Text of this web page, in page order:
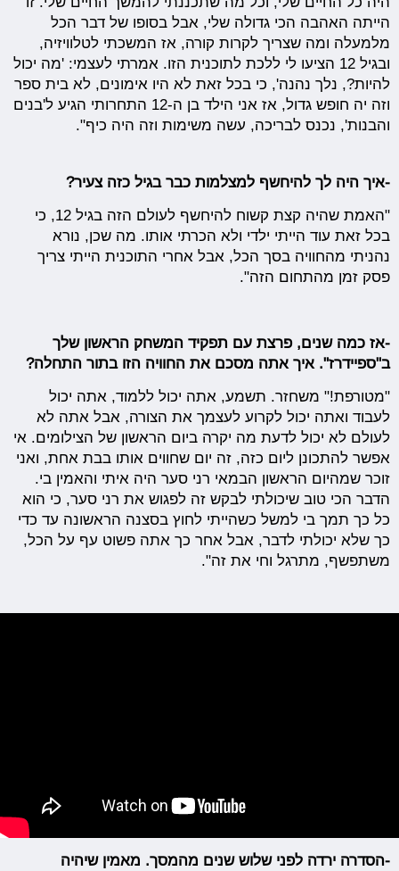
הייתה האהבה הכי גדולה שלי, אבל בסופו של דבר הכל
מלמעלה ומה שצריך לקרות קורה, אז המשכתי לטלוויזיה,
ובגיל 12 הציעו לי ללכת לתוכנית הזו. אמרתי לעצמי: 'מה יכול
להיות?, נלך נהנה', כי בכל זאת לא היו אימונים, לא בית ספר
וזה יה חופש גדול, אז אני הילד בן ה-12 התחרותי הגיע ל'בנים
והבנות', נכנס לבריכה, עשה משימות וזה היה כיף".
-איך היה לך להיחשף למצלמות כבר בגיל כזה צעיר?
"האמת שהיה קצת קשוח להיחשף לעולם הזה בגיל 12, כי
בכל זאת עוד הייתי ילדי ולא הכרתי אותו. מה שכן, נורא
נהניתי מהחוויה בסך הכל, אבל אחרי התוכנית הייתי צריך
פסק זמן מהתחום הזה".
-אז כמה שנים, פרצת עם תפקיד המשחק הראשון שלך
ב"ספיידרז". איך אתה מסכם את החוויה הזו בתור התחלה?
"מטורפת!" משחזר. תשמע, אתה יכול ללמוד, אתה יכול
לעבוד ואתה יכול לקרוע לעצמך את הצורה, אבל אתה לא
לעולם לא יכול לדעת מה יקרה ביום הראשון של הצילומים. אי
אפשר להתכונן ליום כזה, זה יום שחווים אותו בבת אחת, ואני
זוכר שמהיום הראשון הבמאי רני סער היה איתי והאמין בי.
הדבר הכי טוב שיכולתי לבקש זה לפגוש את רני סער, כי הוא
כל כך תמך בי למשל כשהייתי לחוץ בסצנה הראשונה עד כדי
כך שלא יכולתי לדבר, אבל אחר כך אתה פשוט עף על הכל,
משתפשף, מתרגל וחי את זה".
-הסדרה ירדה לפני שלוש שנים מהמסך. מאמין שיהיה